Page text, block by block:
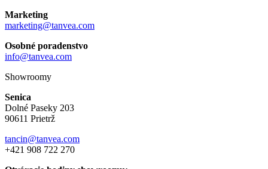
Marketing
marketing@tanvea.com
Osobné poradenstvo
info@tanvea.com
Showroomy
Senica
Dolné Paseky 203
90611 Prietrž
tancin@tanvea.com
+421 908 722 270